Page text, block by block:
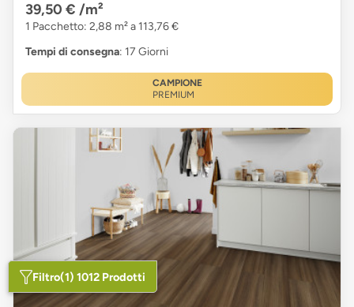
39,50 € /m²
1 Pacchetto: 2,88 m² a 113,76 €
Tempi di consegna: 17 Giorni
CAMPIONE
PREMIUM
Filtro(1) 1012 Prodotti